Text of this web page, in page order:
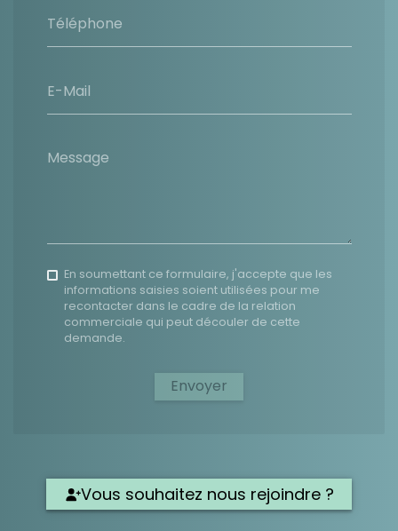
Téléphone
E-Mail
Message
En soumettant ce formulaire, j'accepte que les
informations saisies soient utilisées pour me
recontacter dans le cadre de la relation
commerciale qui peut découler de cette
demande.
Envoyer
Vous souhaitez nous rejoindre ?